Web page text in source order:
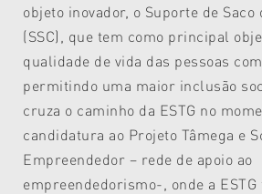
objeto inovador, o Suporte de Saco
(SSC), que tem como principal
qualidade de vida das pessoas com
permitindo uma maior inclusão
cruza o caminho da ESTG no
candidatura ao Projeto Tâmega e
Empreendedor – rede de apoio ao
empreendedorismo-, onde a